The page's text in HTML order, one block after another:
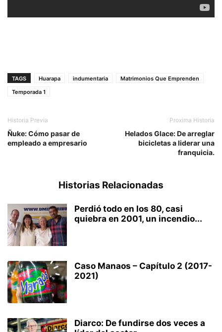
TAGS Huarapa indumentaria
Matrimonios Que Emprenden
Temporada 1
Historia Previa
Ñuke: Cómo pasar de
empleado a empresario
Proxima Historia
Helados Glace: De arreglar
bicicletas a liderar una
franquicia.
Historias Relacionadas
Perdió todo en los 80, casi
quiebra en 2001, un incendio...
Caso Manaos – Capítulo 2 (2017-
2021)
Diarco: De fundirse dos veces a